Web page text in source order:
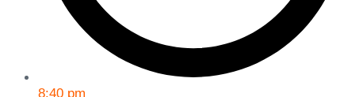
8:40 pm